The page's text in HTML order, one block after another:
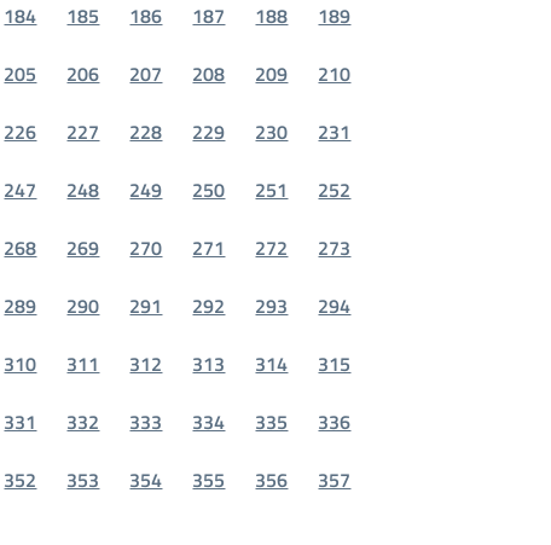
184 185 186 187 188
189
205 206 207 208 209
210
226 227 228 229 230
231
247 248 249 250 251
252
268 269 270 271 272
273
289 290 291 292 293
294
310 311 312 313 314
315
331 332 333 334 335
336
352 353 354 355 356
357